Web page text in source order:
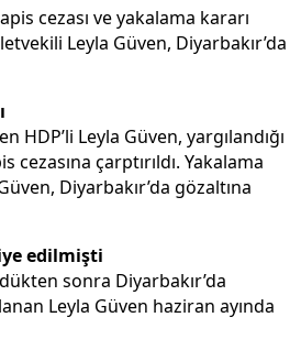
cezası ve yakalama kararı
Leyla Güven, Diyarbakır’da
Leyla Güven, yargılandığı
cezasına çarptırıldı. Yakalama
Diyarbakır’da gözaltına
edilmişti
sonra Diyarbakır’da
Leyla Güven haziran ayında